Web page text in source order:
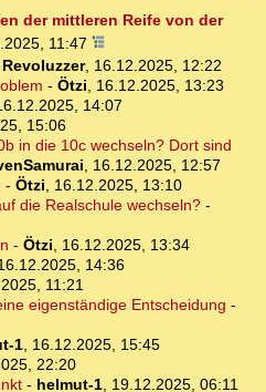
der mittleren Reife von der
11:47
Revoluzzer, 16.12.2025, 12:22
- Ötzi, 16.12.2025, 13:23
14:07
15:06
in die 10c wechseln? Dort sind
, 16.12.2025, 12:57
- Ötzi, 16.12.2025, 13:10
die Realschule wechseln?-
- Ötzi, 16.12.2025, 13:34
14:36
11:21
eigenständige Entscheidung -
1, 16.12.2025, 15:45
22:20
- helmut-1, 19.12.2025, 06:11